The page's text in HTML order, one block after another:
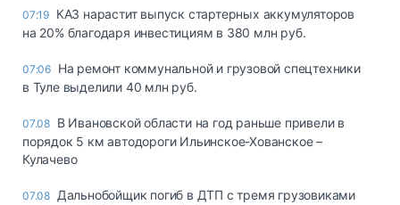
07:19 КАЗ нарастит выпуск стартерных аккумуляторов
на 20% благодаря инвестициям в 380 млн руб.
07:06 На ремонт коммунальной и грузовой спецтехники
в Туле выделили 40 млн руб.
07.08 В Ивановской области на год раньше привели в
порядок 5 км автодороги Ильинское-Хованское –
Кулачево
07.08 Дальнобойщик погиб в ДТП с тремя грузовиками